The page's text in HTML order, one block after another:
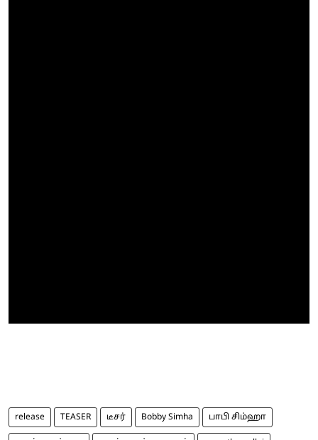
release TEASER டீசர் Bobby Simha பாபி சிம்ஹா